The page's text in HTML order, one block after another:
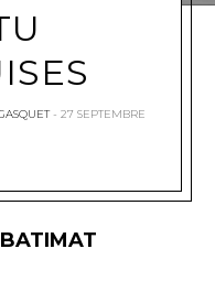
27 SEPTEMBRE